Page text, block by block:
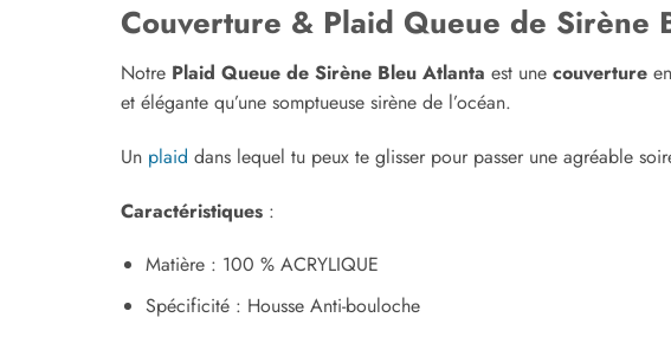
Couverture & Plaid Queue de Sirène
Notre Plaid Queue de Sirène Bleu Atlanta est une couverture
et élégante qu’une somptueuse sirène de l’océan.
Un plaid dans lequel tu peux te glisser pour passer une agréable
Caractéristiques :
Matière : 100 % ACRYLIQUE
Spécificité : Housse Anti-bouloche